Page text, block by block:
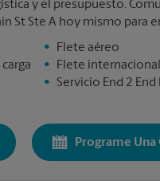
y el presupuesto.
St Ste A hoy mismo para
•
Flete aéreo
•
Flete internacional
•
Servicio End 2
Programe Una